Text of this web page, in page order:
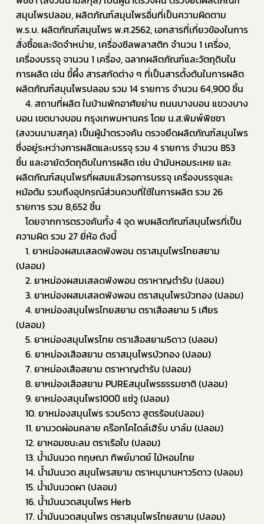
สมุนไพรปลอม, ผลิตภัณฑ์สมุนไพรอื่นที่เป็นความผิดตาม
พ.ร.บ. ผลิตภัณฑ์สมุนไพร พ.ศ.2562, เอกสารที่เกี่ยวข้องในการ
สั่งซื้อและจัดจำหน่าย, เครื่องซีลพลาสติก จำนวน 1 เครื่อง,
เครื่องบรรจุ จานวน 1 เครื่อง, ฉลากผลิตภัณฑ์และวัตถุดิบใน
การผลิต เช่น ขี้ผึ้ง สารสกัดต่าง ๆ ที่เป็นสารตั้งต้นในการผลิต
ผลิตภัณฑ์สมุนไพรปลอม รวม 14 รายการ จำนวน 64,900 ชิ้น
บอน เขตบางบอน กรุงเทพมหานคร โดย น.ส.พิมพ์พิชชา
(สงวนนามสกุล) เป็นผู้นำตรวจค้น ตรวจยึดผลิตภัณฑ์สมุนไพร
ซึ่งอยู่ระหว่างการผลิตและบรรจุ รวม 4 รายการ จำนวน 853
ชิ้น และอายัดวัตถุดิบในการผลิต เช่น น้ามันหอมระเหย และ
ผลิตภัณฑ์สมุนไพรที่ผสมแล้วรอการบรรจุ เครื่องบรรจุและ
หม้อต้ม รวมถึงอุปกรณ์ส่วนควบที่ใช้ในการผลิต รวม 26
รายการ รวม 8,652 ชิ้น
ความผิด รวม 27 ยี่ห้อ ดังนี้
(ปลอม)
	2. ยาหม่องผสมเสลดพังพอน ตราหาญตำรับ (ปลอม)
	3. ยาหม่องผสมเสลดพังพอน ตราสมุนไพรบัวทอง (ปลอม)
(ปลอม)
	5. ยาหม่องสมุนไพรไทย ตราเสือสยาม5ดาว (ปลอม)
	6. ยาหม่องเสือสยาม ตราสมุนไพรบัวทอง (ปลอม)
	7. ยาหม่องเสือสยาม ตราหาญตำรับ (ปลอม)
	8. ยาหม่องเสือสยาม PUREสมุนไพรธรรมชาติ (ปลอม)
	9. ยาหม่องสมุนไพร100ปี แซ่วู (ปลอม)
	10. ยาหม่องสมุนไพร รวม5ดาว สูตรร้อน(ปลอม)
	11. ยานวดผ่อนคลาย คร๊อกโคไดล์เฮิร์บ บาล์ม (ปลอม)
	12. ยาหอมชนะลม ตราเรือใบ (ปลอม)
	13. น้ำมันนวด กฤษณา ทิพย์มาตย์ ไม้หอมไทย
	14. น้ำมันนวด สมุนไพรสยาม ตราหนุมานหาว5ดาว (ปลอม)
	15. น้ำมันนวดผา (ปลอม)
	16. น้ำมันนวดสมุนไพร Herb
	17. น้ำมันนวดสมุนไพร ตราสมุนไพรไทยสยาม (ปลอม)
Subscribe
เลือกหัวข้อที่ท่านต้องการ Subscribe
ร้องเรียนเครื่องสำอางค์